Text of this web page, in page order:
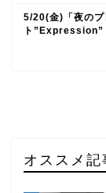
5/20(金)「夜のプ
ト”Expression”
オススメ記